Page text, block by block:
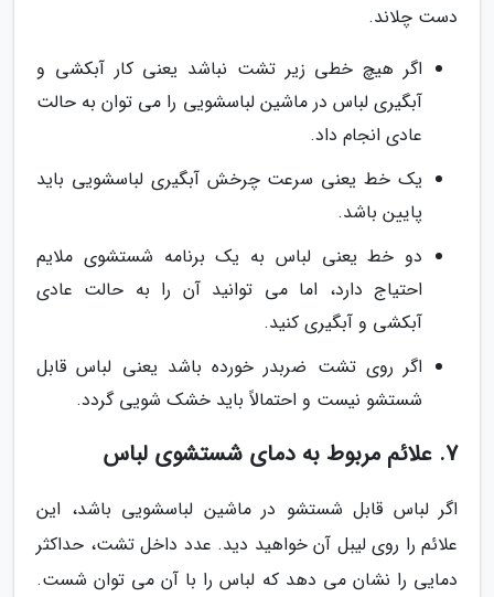
دست چلاند.
اگر هیچ خطی زیر تشت نباشد یعنی کار آبکشی و
آبگیری لباس در ماشین لباسشویی را می توان به حالت
عادی انجام داد.
یک خط یعنی سرعت چرخش آبگیری لباسشویی باید
پایین باشد.
دو خط یعنی لباس به یک برنامه شستشوی ملایم
احتیاج دارد، اما می توانید آن را به حالت عادی
آبکشی و آبگیری کنید.
اگر روی تشت ضربدر خورده باشد یعنی لباس قابل
شستشو نیست و احتمالاً باید خشک شویی گردد.
7. علائم مربوط به دمای شستشوی لباس
اگر لباس قابل شستشو در ماشین لباسشویی باشد، این
علائم را روی لیبل آن خواهید دید. عدد داخل تشت، حداکثر
دمایی را نشان می دهد که لباس را با آن می توان شست.